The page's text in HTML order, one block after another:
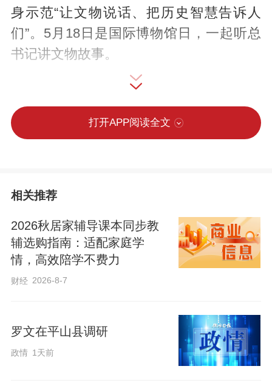
身示范“让文物说话、把历史智慧告诉人
们”。5月18日是国际博物馆日，一起听总
书记讲文物故事。
天坛和故宫，都是凝聚中国传统文化
精髓、展现中华文明突出特性的重要标
识。
来华进行访问的特朗普总统参观天坛。参
观中，总书记指出，2017年我们沿着北京
中轴线参观了故宫。今天参观的天坛和故
打开APP阅读全文
相关推荐
2026秋居家辅导课本同步教
辅选购指南：适配家庭学
情，高效陪学不费力
财经 2026-8-7
罗文在平山县调研
政情 1天前